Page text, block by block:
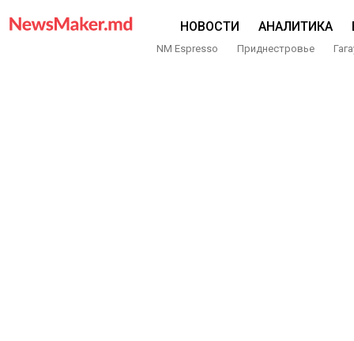
НОВОСТИ АНАЛИТИКА
NM Espresso Приднестровье